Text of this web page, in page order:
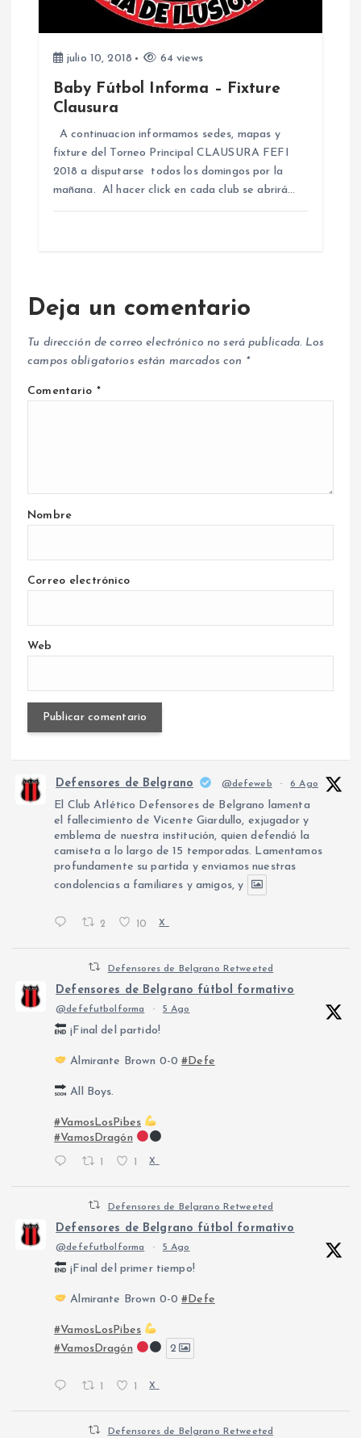
julio 10, 2018 64 views
Baby Fútbol Informa – Fixture
Clausura
A continuacion informamos sedes, mapas y
fixture del Torneo Principal CLAUSURA FEFI
2018 a disputarse todos los domingos por la
mañana. Al hacer click en cada club se abrirá…
Deja un comentario
Tu dirección de correo electrónico no será publicada. Los
campos obligatorios están marcados con *
Comentario *
Nombre
Correo electrónico
Web
Defensores de Belgrano @defeweb · 6 Ago
El Club Atlético Defensores de Belgrano lamenta
el fallecimiento de Vicente Giardullo, exjugador y
emblema de nuestra institución, quien defendió la
camiseta a lo largo de 15 temporadas. Lamentamos
profundamente su partida y enviamos nuestras
condolencias a familiares y amigos, y
2 10 X
Defensores de Belgrano Retweeted
Defensores de Belgrano fútbol formativo
@defefutbolforma · 5 Ago
¡Final del partido!
Almirante Brown 0-0#Defe
All Boys.
#VamosLosPibes
#VamosDragón
1 1 X
Defensores de Belgrano Retweeted
Defensores de Belgrano fútbol formativo
@defefutbolforma · 5 Ago
¡Final del primer tiempo!
Almirante Brown 0-0#Defe
#VamosLosPibes
#VamosDragón
2
X
Defensores de Belgrano Retweeted